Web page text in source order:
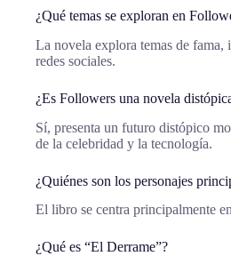
¿Qué temas se exploran en
La novela explora temas de
redes sociales.
¿Es Followers una novela
Sí, presenta un futuro distópico
de la celebridad y la tecnología.
¿Quiénes son los personajes
El libro se centra principalmente
¿Qué es “El Derrame”?